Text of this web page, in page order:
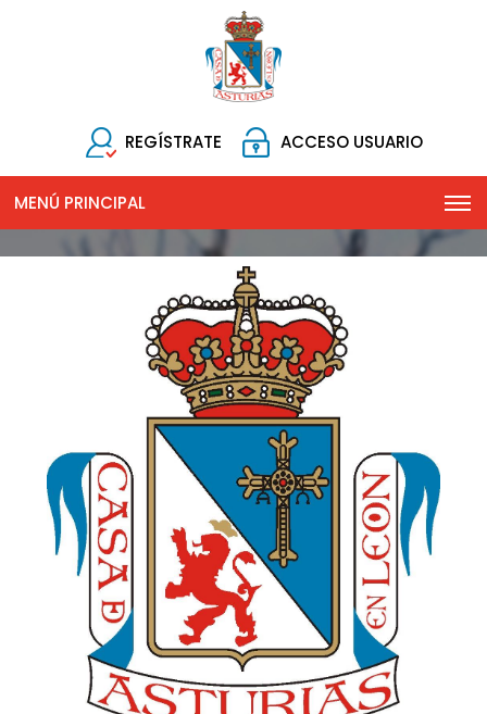
REGÍSTRATE ACCESO USUARIO
MENÚ PRINCIPAL